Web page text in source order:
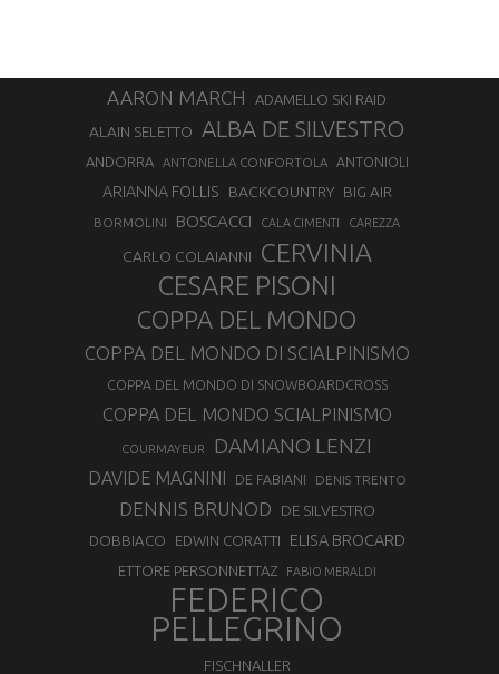
AARON MARCH ADAMELLO SKI RAID
ALAIN SELETTO ALBA DE SILVESTRO
ANDORRA ANTONELLA CONFORTOLA ANTONIOLI
ARIANNA FOLLIS BACKCOUNTRY BIG AIR
BORMOLINI BOSCACCI CALA CIMENTI CAREZZA
CARLO COLAIANNI CERVINIA
CESARE PISONI
COPPA DEL MONDO
COPPA DEL MONDO DI SCIALPINISMO
COPPA DEL MONDO DI SNOWBOARDCROSS
COPPA DEL MONDO SCIALPINISMO
COURMAYEUR DAMIANO LENZI
DAVIDE MAGNINI DE FABIANI DENIS TRENTO
DENNIS BRUNOD DE SILVESTRO
DOBBIACO EDWIN CORATTI ELISA BROCARD
ETTORE PERSONNETTAZ FABIO MERALDI
FEDERICO
PELLEGRINO
FISCHNALLER